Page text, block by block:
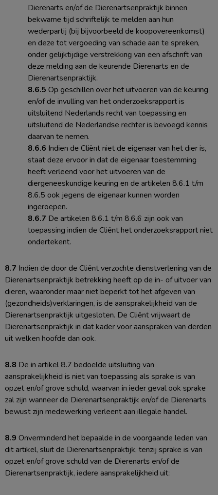
Dierenarts en/of de Dierenartsenpraktijk binnen
bekwame tijd schriftelijk te melden aan hun
wederpartij (bij bijvoorbeeld de koopovereenkomst)
en deze tot vergoeding van schade aan te spreken,
onder gelijktijdige verstrekking van een afschrift van
deze melding aan de keurende Dierenarts en de
Dierenartsenpraktijk.
8.6.5Op geschillen over het uitvoeren van de keuring
en/of de invulling van het onderzoeksrapport is
uitsluitend Nederlands recht van toepassing en
uitsluitend de Nederlandse rechter is bevoegd kennis
daarvan te nemen.
8.6.6 Indien de Cliënt niet de eigenaar van het dier is,
staat deze ervoor in dat de eigenaar toestemming
heeft verleend voor het uitvoeren van de
diergeneeskundige keuring en de artikelen 8.6.1 t/m
8.6.5 ook jegens de eigenaar kunnen worden
ingeroepen.
8.6.7 De artikelen 8.6.1 t/m 8.6.6 zijn ook van
toepassing indien de Cliënt het onderzoeksrapport niet
ondertekent.
8.7 Indien de door de Cliënt verzochte dienstverlening van de
Dierenartsenpraktijk betrekking heeft op de in- of uitvoer van
dieren, waaronder maar niet beperkt tot het afgeven van
(gezondheids)verklaringen, is de aansprakelijkheid van de
Dierenartsenpraktijk uitgesloten. De Cliënt vrijwaart de
Dierenartsenpraktijk in dat kader voor aanspraken van derden
uit welken hoofde dan ook.
8.8 De in artikel 8.7 bedoelde uitsluiting van
aansprakelijkheid is niet van toepassing als sprake is van
opzet en/of grove schuld, waarvan in ieder geval ook sprake
zal zijn wanneer de Dierenartsenpraktijk en/of de Dierenarts
bewust zijn medewerking verleent aan illegale handel.
8.9 Onverminderd het bepaalde in de voorgaande leden van
dit artikel, sluit de Dierenartsenpraktijk, tenzij sprake is van
opzet en/of grove schuld van de Dierenarts en/of de
Dierenartsenpraktijk, iedere aansprakelijkheid uit: